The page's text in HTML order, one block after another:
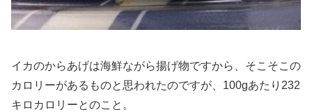
イカのからあげは海鮮ながら揚げ物ですから、そこそこの
カロリーがあるものと思われたのですが、100gあたり232
キロカロリーとのこと。